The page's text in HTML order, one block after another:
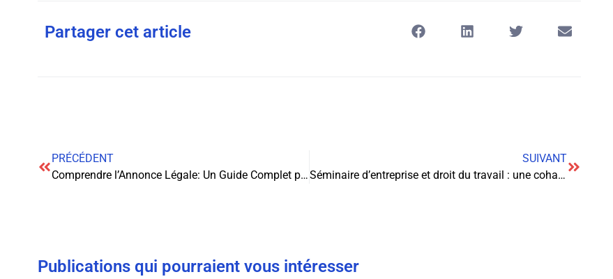
Partager cet article
PRÉCÉDENT
Comprendre l’Annonce Légale: Un Guide Complet pour les Entrepreneurs
SUIVANT
Séminaire d’entreprise et droit du travail : une cohabitation nécessaire
Publications qui pourraient vous intéresser